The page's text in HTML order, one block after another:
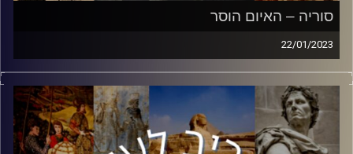
סוריה – האיום הוסר
22/01/2023
בעשור האחרון סוריה נכנסה לסחרור בעקבות מלחמת
האזרחים. ממדינה שפעם איימה על ישראל למדינה שלא מהווה
איום יותר. האמנם?
אלוף משנה מירי אייזן תנתח את המצב אצל השכנה שלנו
מצפון